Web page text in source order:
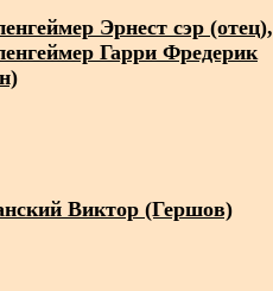
Эрнест сэр (отец),
Гарри Фредерик
Виктор (Гершов)